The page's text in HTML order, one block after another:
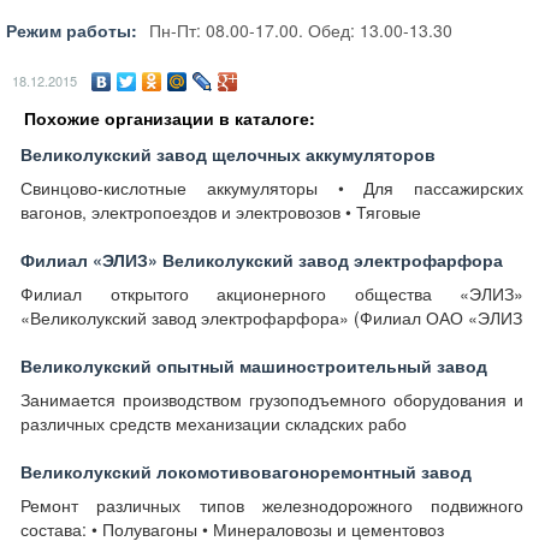
Режим работы: Пн-Пт: 08.00-17.00. Обед: 13.00-13.30
18.12.2015
Похожие организации в каталоге:
Великолукский завод щелочных аккумуляторов
Свинцово-кислотные аккумуляторы • Для пассажирских
вагонов, электропоездов и электровозов • Тяговые
Филиал «ЭЛИЗ» Великолукский завод электрофарфора
Филиал открытого акционерного общества «ЭЛИЗ»
«Великолукский завод электрофарфора» (Филиал ОАО «ЭЛИЗ
Великолукский опытный машиностроительный завод
Занимается производством грузоподъемного оборудования и
различных средств механизации складских рабо
Великолукский локомотивовагоноремонтный завод
Ремонт различных типов железнодорожного подвижного
состава: • Полувагоны • Минераловозы и цементовоз